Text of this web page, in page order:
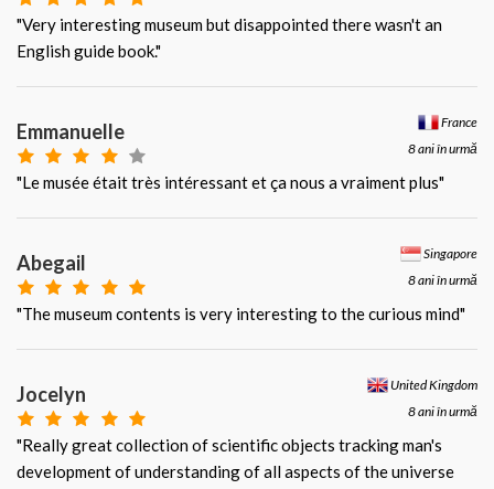
"Very interesting museum but disappointed there wasn't an
English guide book."
France
8 ani în urmă
Emmanuelle
"Le musée était très intéressant et ça nous a vraiment plus"
Singapore
8 ani în urmă
Abegail
"The museum contents is very interesting to the curious mind"
United Kingdom
8 ani în urmă
Jocelyn
"Really great collection of scientific objects tracking man's
development of understanding of all aspects of the universe